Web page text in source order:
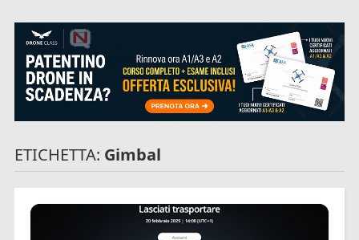
ETICHETTA: Gimbal